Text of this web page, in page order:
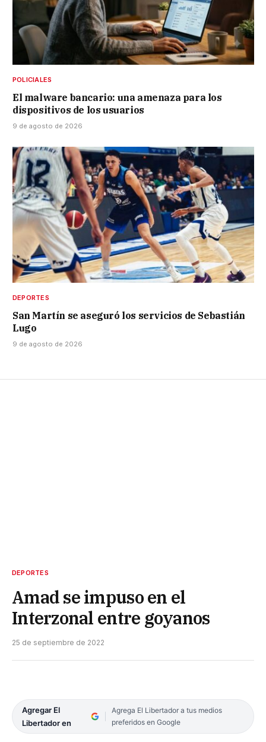
POLICIALES
El malware bancario: una amenaza para los
dispositivos de los usuarios
9 de agosto de 2026
DEPORTES
San Martín se aseguró los servicios de Sebastián
Lugo
9 de agosto de 2026
DEPORTES
Amad se impuso en el
Interzonal entre goyanos
25 de septiembre de 2022
Agregar El
Libertador en
Agrega El Libertador a tus medios
preferidos en Google